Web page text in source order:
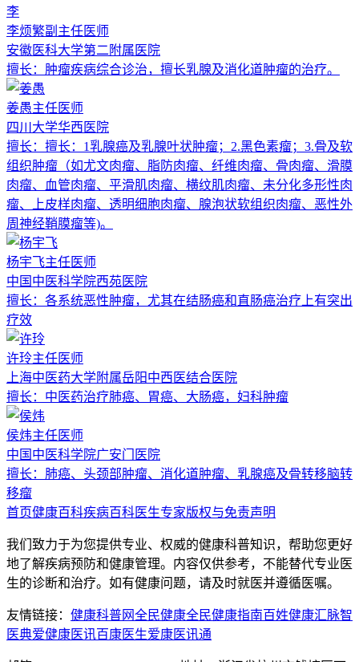
李
李烦繁副主任医师
安徽医科大学第二附属医院
擅长： 肿瘤疾病综合诊治，擅长乳腺及消化道肿瘤的治疗。
姜愚主任医师
四川大学华西医院
擅长： 擅长：1乳腺癌及乳腺叶状肿瘤；2.黑色素瘤；3.骨及软
组织肿瘤（如尤文肉瘤、脂防肉瘤、纤维肉瘤、骨肉瘤、滑膜
肉瘤、血管肉瘤、平滑肌肉瘤、横纹肌肉瘤、未分化多形性肉
瘤、上皮样肉瘤、透明细胞肉瘤、腺泡状软组织肉瘤、恶性外
周神经鞘膜瘤等)。
杨宇飞主任医师
中国中医科学院西苑医院
擅长： 各系统恶性肿瘤，尤其在结肠癌和直肠癌治疗上有突出
疗效
许玲主任医师
上海中医药大学附属岳阳中西医结合医院
擅长： 中医药治疗肺癌、胃癌、大肠癌，妇科肿瘤
侯炜主任医师
中国中医科学院广安门医院
擅长： 肺癌、头颈部肿瘤、消化道肿瘤、乳腺癌及骨转移脑转
移瘤
首页健康百科疾病百科医生专家版权与免责声明
我们致力于为您提供专业、权威的健康科普知识，帮助您更好
地了解疾病预防和健康管理。内容仅供参考，不能替代专业医
生的诊断和治疗。如有健康问题，请及时就医并遵循医嘱。
友情链接： 健康科普网全民健康全民健康指南百姓健康汇脉智
医典爱健康医讯百康医生爱康医讯通